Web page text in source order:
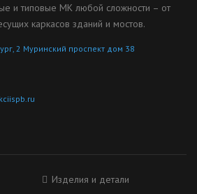
и типовые МК любой сложности – от
каркасов зданий и мостов.
2 Муринский проспект дом 38
Изделия и детали